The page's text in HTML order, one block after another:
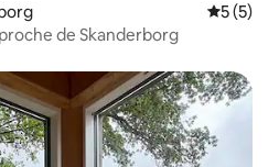
5 (5)
de Skanderborg